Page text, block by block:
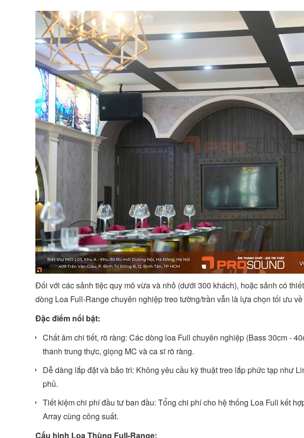
Đối với các sảnh tiệc quy mô vừa và nhỏ (dưới 300 khách), hoặc sảnh có
dòng Loa Full-Range chuyên nghiệp treo tường/trần vẫn là lựa chọn tối ưu
Đặc điểm nổi bật:
Chất âm chi tiết, rõ ràng: Các dòng loa Full chuyên nghiệp (Bass 30cm -
thanh trung thực, giọng MC và ca sĩ rõ ràng.
Dễ dàng lắp đặt và bảo trì: Không yêu cầu kỹ thuật treo lắp phức tạp như
phủ.
Tiết kiệm chi phí đầu tư ban đầu: Tổng chi phí cho hệ thống Loa Full kết
Array cùng công suất.
Cấu hình Loa Thùng Full-Range: